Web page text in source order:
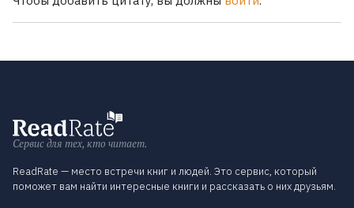
Сервис для тех, кто читает.
ReadRate — место встречи книг и людей. Это сервис, который
поможет вам найти интересные книги и рассказать о них друзьям.